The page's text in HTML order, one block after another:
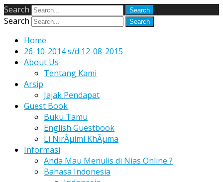
Search
Search
Home
26-10-2014 s/d 12-08-2015
About Us
Tentang Kami
Arsip
Jajak Pendapat
Guest Book
Buku Tamu
English Guestbook
Li NirÃµimi KhÃµma
Informasi
Anda Mau Menulis di Nias Online ?
Bahasa Indonesia